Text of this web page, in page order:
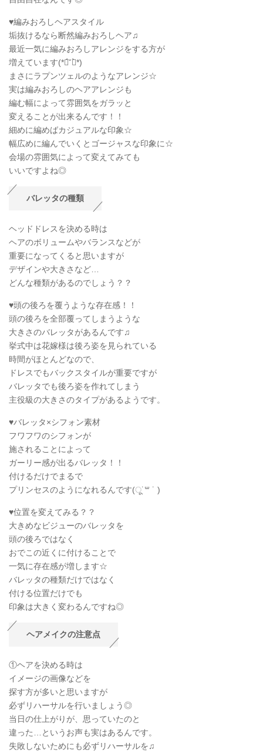
♥編みおろしヘアスタイル
垢抜けるなら断然編みおろしヘア♫
最近一気に編みおろしアレンジをする方が
増えています(*ฅ́˘ฅ̀*)
まさにラプンツェルのようなアレンジ☆
実は編みおろしのヘアアレンジも
編む幅によって雰囲気をガラッと
変えることが出来るんです！！
細めに編めばカジュアルな印象☆
幅広めに編んでいくとゴージャスな印象に☆
会場の雰囲気によって変えてみても
いいですよね◎
バレッタの種類
ヘッドドレスを決める時は
ヘアのボリュームやバランスなどが
重要になってくると思いますが
デザインや大きさなど…
どんな種類があるのでしょう？？
♥頭の後ろを覆うような存在感！！
頭の後ろを全部覆ってしまうような
大きさのバレッタがあるんです♫
挙式中は花嫁様は後ろ姿を見られている
時間がほとんどなので、
ドレスでもバックスタイルが重要ですが
バレッタでも後ろ姿を作れてしまう
主役級の大きさのタイプがあるようです。
♥バレッタ×シフォン素材
フワフワのシフォンが
施されることによって
ガーリー感が出るバレッタ！！
付けるだけでまるで
プリンセスのようになれるんです(ू˙꒳ ˙ )
♥位置を変えてみる？？
大きめなビジューのバレッタを
頭の後ろではなく
おでこの近くに付けることで
一気に存在感が増します☆
バレッタの種類だけではなく
付ける位置だけでも
印象は大きく変わるんですね◎
ヘアメイクの注意点
①ヘアを決める時は
イメージの画像などを
探す方が多いと思いますが
必ずリハーサルを行いましょう◎
当日の仕上がりが、思っていたのと
違った…というお声も実はあるんです。
失敗しないためにも必ずリハーサルを♫